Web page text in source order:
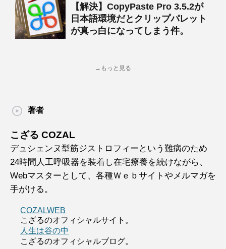
【解決】CopyPaste Pro 3.5.2が
日本語環境だとクリップパレット
が真っ白になってしまう件。
→もっと見る
著者
こざる COZAL
デュシェンヌ型筋ジストロフィーという難病のため
24時間人工呼吸器を装着し在宅療養を続けながら、
Webマスターとして、各種Ｗｅｂサイトやメルマガを
手がける。
COZALWEB
こざるのオフィシャルサイト。
人生は谷の中
こざるのオフィシャルブログ。